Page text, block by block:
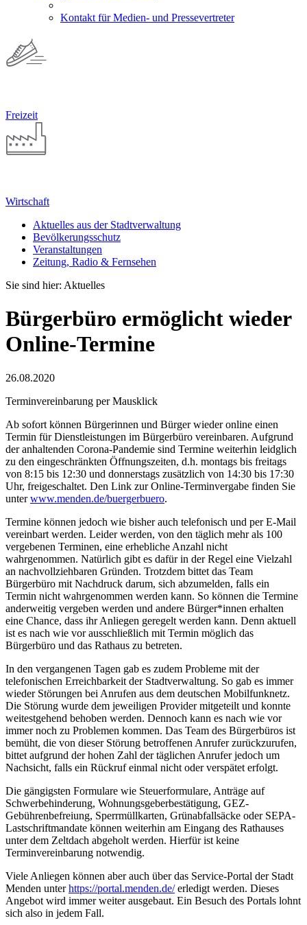
Kontakt für Medien- und Pressevertreter
Freizeit
Wirtschaft
Aktuelles aus der Stadtverwaltung
Bevölkerungsschutz
Veranstaltungen
Zeitung, Radio & Fernsehen
Sie sind hier: Aktuelles
Bürgerbüro ermöglicht wieder
Online-Termine
26.08.2020
Terminvereinbarung per Mausklick
Ab sofort können Bürgerinnen und Bürger wieder online einen
Termin für Dienstleistungen im Bürgerbüro vereinbaren. Aufgrund
der anhaltenden Corona-Pandemie sind Termine weiterhin leidglich
zu den eingeschränkten Öffnungszeiten, d.h. montags bis freitags
von 8:15 bis 12:30 und donnerstags zusätzlich von 14:30 bis 17:30
Uhr, freigeschaltet. Den Link zur Online-Terminvergabe finden Sie
unterwww.menden.de/buergerbuero.
Termine können jedoch wie bisher auch telefonisch und per E-Mail
vereinbart werden. Leider werden, von den täglich mehr als 100
vergebenen Terminen, eine erhebliche Anzahl nicht
wahrgenommen. Natürlich gibt es dafür in der Regel eine Vielzahl
an nachvollziehbaren Gründen. Trotzdem bittet das Team
Bürgerbüro mit Nachdruck darum, sich abzumelden, falls ein
Termin nicht wahrgenommen werden kann. So können die Termine
anderweitig vergeben werden und andere Bürger*innen erhalten
eine Chance, dass ihr Anliegen geregelt werden kann. Denn aktuell
ist es nach wie vor ausschließlich mit Termin möglich das
Bürgerbüro und das Rathaus zu betreten.
In den vergangenen Tagen gab es zudem Probleme mit der
telefonischen Erreichbarkeit der Stadtverwaltung. So gab es immer
wieder Störungen bei Anrufen aus dem deutschen Mobilfunknetz.
Die Störung wurde dem jeweiligen Provider mitgeteilt und konnte
weitestgehend behoben werden. Dennoch kann es nach wie vor
immer noch zu Problemen kommen. Das Team des Bürgerbüros ist
bemüht, die von dieser Störung betroffenen Anrufer zurückzurufen,
bittet aufgrund der hohen Zahl der täglichen Anrufer jedoch um
Nachsicht, falls ein Rückruf einmal nicht oder verspätet erfolgt.
Die gängigsten Formulare wie Steuerformulare, Anträge auf
Schwerbehinderung, Wohnungsgeberbestätigung, GEZ-
Gebührenbefreiung, Sperrmüllkarten, Grünabfallsäcke oder SEPA-
Lastschriftmandate können weiterhin am Eingang des Rathauses
unter dem Zeltdach abgeholt werden. Hierfür ist keine
Terminvereinbarung notwendig.
Viele Anliegen können aber auch über das Service-Portal der Stadt
Menden unterhttps://portal.menden.de/erledigt werden. Dieses
Angebot wird immer weiter ausgebaut. Ein Besuch des Portals lohnt
sich also in jedem Fall.